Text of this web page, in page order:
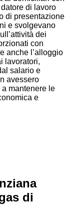
di lavoro
di presentazione
e svolgevano
dei
con
anche l’alloggio
lavoratori,
salario e
avessero
mantenere le
e
di